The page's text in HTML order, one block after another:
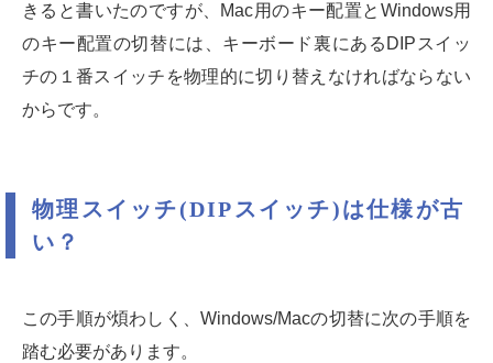
きると書いたのですが、Mac用のキー配置とWindows用
のキー配置の切替には、キーボード裏にあるDIPスイッ
チの１番スイッチを物理的に切り替えなければならない
からです。
物理スイッチ(DIPスイッチ)は仕様が古
い？
この手順が煩わしく、Windows/Macの切替に次の手順を
踏む必要があります。